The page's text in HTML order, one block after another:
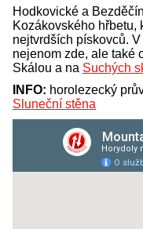
Hodkovické a
Kozákovského hřbetu,
nejtvrdších pískovců.
nejenom zde, ale také
Skálou a na Suchých
INFO: horolezecký
Sluneční stěna